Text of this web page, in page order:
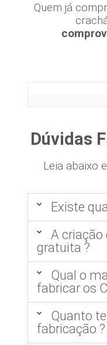
Quem já
Dúvidas
Leia abaixo e
Existe
A criação
gratuita ?
Qual o
fabricar os
Quanto
fabricação ?